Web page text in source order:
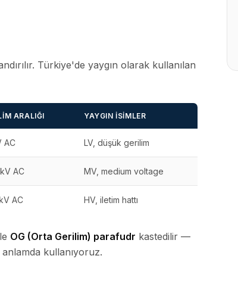
Türkiye'de yaygın olarak kullanılan
ARALIĞI YAYGIN İSIMLER
AC LV, düşük gerilim
AC MV, medium voltage
AC HV, iletim hattı
OG (Orta Gerilim) parafudr kastedilir —
kullanıyoruz.